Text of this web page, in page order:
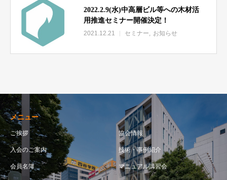
2022.2.9(水)中高層ビル等への木材活
用推進セミナー開催決定！
2021.12.21 セミナー お知らせ
メニュー
ご挨拶 協会情報
入会のご案内 技術・事例紹介
会員名簿 マニュアル講習会